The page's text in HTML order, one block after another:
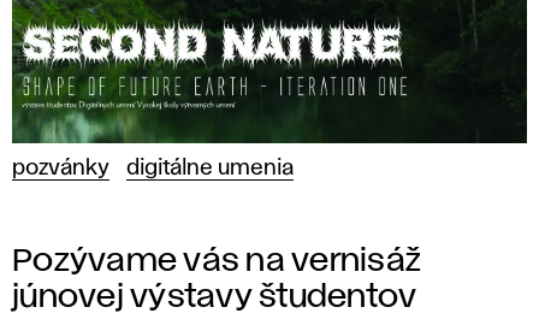
pozvánky digitálne umenia
Pozývame vás na vernisáž
júnovej výstavy študentov